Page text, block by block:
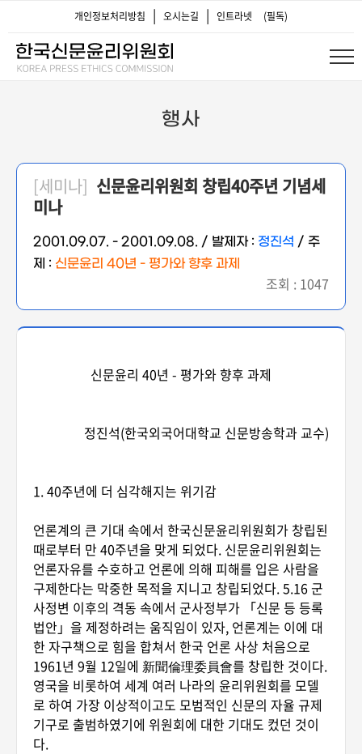
개인정보처리방침 | 오시는길 | 인트라넷 (필독)
행사
[세미나] 신문윤리위원회 창립40주년 기념세
미나
2001.09.07. - 2001.09.08. / 발제자 : 정진석 / 주
제 : 신문윤리 40년 - 평가와 향후 과제
조회 : 1047
신문윤리 40년 - 평가와 향후 과제
정진석(한국외국어대학교 신문방송학과 교수)
1. 40주년에 더 심각해지는 위기감
언론계의 큰 기대 속에서 한국신문윤리위원회가 창립된
때로부터 만 40주년을 맞게 되었다. 신문윤리위원회는
언론자유를 수호하고 언론에 의해 피해를 입은 사람을
구제한다는 막중한 목적을 지니고 창립되었다. 5.16 군
사정변 이후의 격동 속에서 군사정부가 「신문 등 등록
법안」을 제정하려는 움직임이 있자, 언론계는 이에 대
한 자구책으로 힘을 합쳐서 한국 언론 사상 처음으로
1961년 9월 12일에 新聞倫理委員會를 창립한 것이다.
영국을 비롯하여 세계 여러 나라의 윤리위원회를 모델
로 하여 가장 이상적이고도 모범적인 신문의 자율 규제
기구로 출범하였기에 위원회에 대한 기대도 컸던 것이
다.